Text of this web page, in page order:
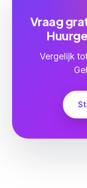
Vraag
Vergelijk